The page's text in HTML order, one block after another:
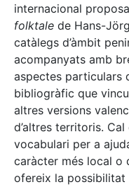
internacional
folktale de Hans-
catàlegs d’àmbit
acompanyats amb
aspectes particulars
bibliogràfic que
altres versions
d’altres territoris. Cal
vocabulari per a
caràcter més local o
ofereix la possibilitat